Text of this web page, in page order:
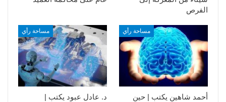
الفرص
مساحة رأي
د. عادل عبود يكتب |
مساحة رأي
أحمد شاهين يكتب | حين